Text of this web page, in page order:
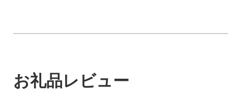
お礼品レビュー